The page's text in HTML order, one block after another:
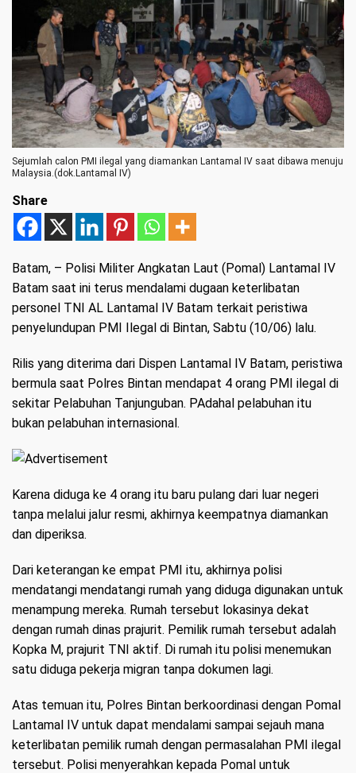
Sejumlah calon PMI ilegal yang diamankan Lantamal IV saat dibawa menuju
Malaysia.(dok.Lantamal IV)
Share
Batam, – Polisi Militer Angkatan Laut (Pomal) Lantamal IV
Batam saat ini terus mendalami dugaan keterlibatan
personel TNI AL Lantamal IV Batam terkait peristiwa
penyelundupan PMI Ilegal di Bintan, Sabtu (10/06) lalu.
Rilis yang diterima dari Dispen Lantamal IV Batam, peristiwa
bermula saat Polres Bintan mendapat 4 orang PMI ilegal di
sekitar Pelabuhan Tanjunguban. PAdahal pelabuhan itu
bukan pelabuhan internasional.
Karena diduga ke 4 orang itu baru pulang dari luar negeri
tanpa melalui jalur resmi, akhirnya keempatnya diamankan
dan diperiksa.
Dari keterangan ke empat PMI itu, akhirnya polisi
mendatangi mendatangi rumah yang diduga digunakan untuk
menampung mereka. Rumah tersebut lokasinya dekat
dengan rumah dinas prajurit. Pemilik rumah tersebut adalah
Kopka M, prajurit TNI aktif. Di rumah itu polisi menemukan
satu diduga pekerja migran tanpa dokumen lagi.
Atas temuan itu, Polres Bintan berkoordinasi dengan Pomal
Lantamal IV untuk dapat mendalami sampai sejauh mana
keterlibatan pemilik rumah dengan permasalahan PMI ilegal
tersebut. Polisi menyerahkan kepada Pomal untuk